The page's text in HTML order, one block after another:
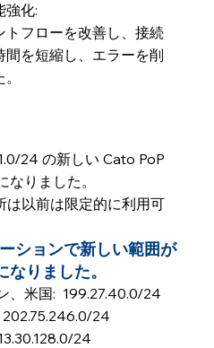
強化:
トフローを改善し、接続
間を短縮し、エラーを削
24 の新しい Cato PoP
なりました。
は以前は限定的に利用可
ションで新しい範囲が
りました。
、米国:  199.27.40.0/24
24
24